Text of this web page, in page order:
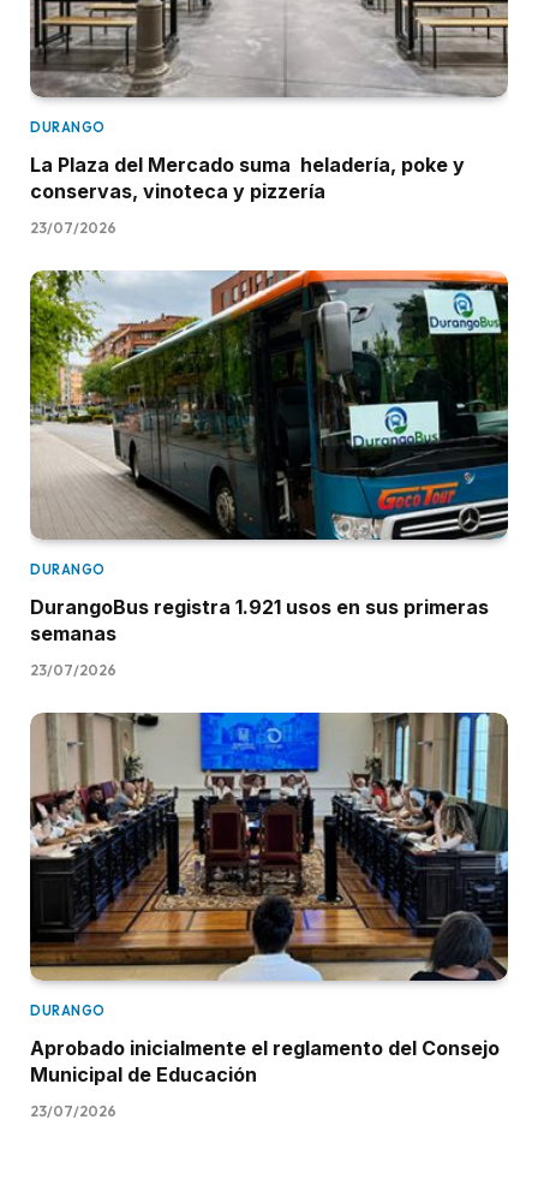
DURANGO
La Plaza del Mercado suma heladería, poke y
conservas, vinoteca y pizzería
23/07/2026
DURANGO
DurangoBus registra 1.921 usos en sus primeras
semanas
23/07/2026
DURANGO
Aprobado inicialmente el reglamento del Consejo
Municipal de Educación
23/07/2026